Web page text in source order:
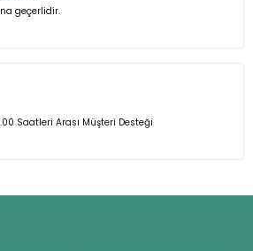
geçerlidir.
Saatleri Arası Müşteri Desteği